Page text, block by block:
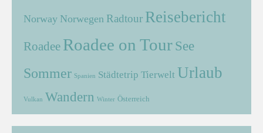
Norway Norwegen Radtour Reisebericht
Roadee Roadee on Tour See
Sommer Spanien Städtetrip Tierwelt Urlaub
Vulkan Wandern Winter Österreich